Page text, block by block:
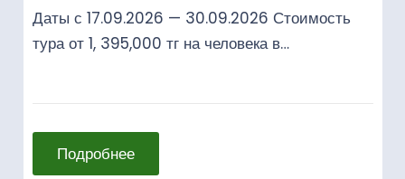
Даты с 17.09.2026 — 30.09.2026 Стоимость
тура от 1, 395,000 тг на человека в…
Подробнее